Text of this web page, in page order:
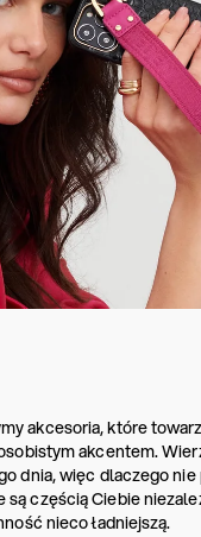
akcesoria, które
akcentem.
dnia, więc dlaczego
są częścią Ciebie
nieco ładniejszą.